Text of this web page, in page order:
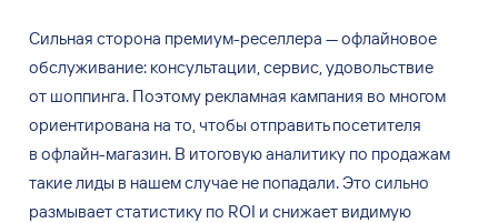
Сильная сторона премиум-реселлера —офлайновое
обслуживание: консультации, сервис, удовольствие
от шоппинга. Поэтому рекламная кампания во многом
ориентирована на то, чтобы отправить посетителя
в офлайн-магазин. В итоговую аналитику по продажам
такие лиды в нашем случае не попадали. Это сильно
размывает статистику по ROI и снижает видимую